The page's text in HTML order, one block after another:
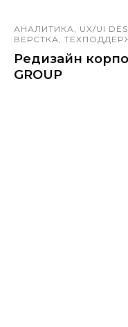
АНАЛИТИКА, UX/UI
ВЕРСТКА,
Редизайн
GROUP